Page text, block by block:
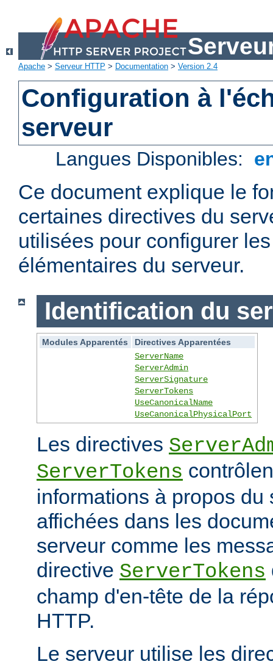
Apache > Serveur HTTP > Documentation > Version 2.4
Configuration à
serveur
Langues Disponibles:
Ce document explique le
certaines directives du
utilisées pour configurer
élémentaires du serveur.
Identification du
Modules Apparentés
Directives Apparentées
ServerName
ServerAdmin
ServerSignature
ServerTokens
UseCanonicalName
UseCanonicalPhysicalPort
Les directives
ServerTokens
informations à propos du
affichées dans les
serveur comme les
directive ServerTokens
champ d'en-tête de la
HTTP.
Le serveur utilise les